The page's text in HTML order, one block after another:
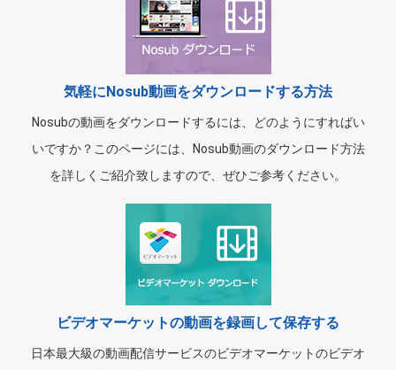
気軽にNosub動画をダウンロードする方法
Nosubの動画をダウンロードするには、どのようにすればい
いですか？このページには、Nosub動画のダウンロード方法
を詳しくご紹介致しますので、ぜひご参考ください。
ビデオマーケットの動画を録画して保存する
日本最大級の動画配信サービスのビデオマーケットのビデオ